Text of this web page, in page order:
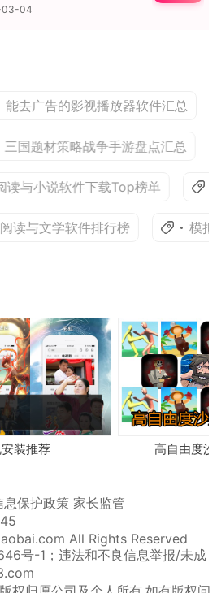
03-04
去广告的影视播放器软件汇总
国题材策略战争手游盘点汇总
读与小说软件下载Top榜单
阅读与文学软件排行榜 模
装推荐 高自由度
息保护政策 家长监管
All Rights Reserved
号-1 ；违法和不良信息举报/未成